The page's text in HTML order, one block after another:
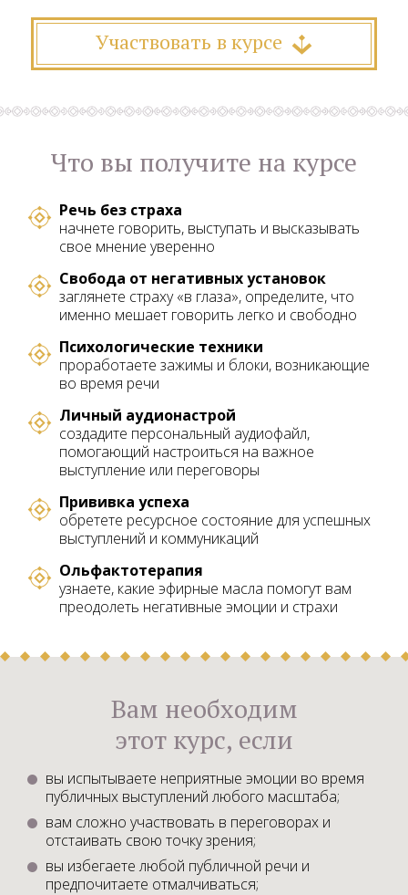
Участвовать в курсе
Что вы получите на курсе
начнете говорить, выступать и высказывать
свое мнение уверенно
Речь без страха
заглянете страху «в глаза», определите, что
именно мешает говорить легко и свободно
Свобода от негативных установок
проработаете зажимы и блоки, возникающие
во время речи
Психологические техники
создадите персональный аудиофайл,
помогающий настроиться на важное
выступление или переговоры
Личный аудионастрой
обретете ресурсное состояние для успешных
выступлений и коммуникаций
Прививка успеха
узнаете, какие эфирные масла помогут вам
преодолеть негативные эмоции и страхи
Ольфактотерапия
Вам необходим
этот курс, если
вы испытываете неприятные эмоции во время
публичных выступлений любого масштаба;
вам сложно участвовать в переговорах и
отстаивать свою точку зрения;
вы избегаете любой публичной речи и
предпочитаете отмалчиваться;